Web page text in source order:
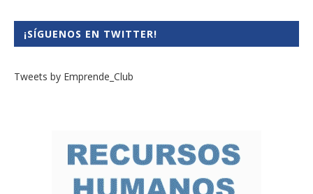
¡SÍGUENOS EN TWITTER!
Tweets by Emprende_Club